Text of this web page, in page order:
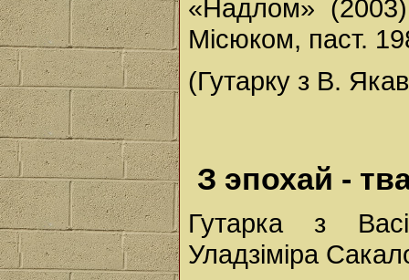
«Надлом»
Місюком, паст.
(Гутарку з В.
З эпохай -
Гутарка з
Уладзіміра